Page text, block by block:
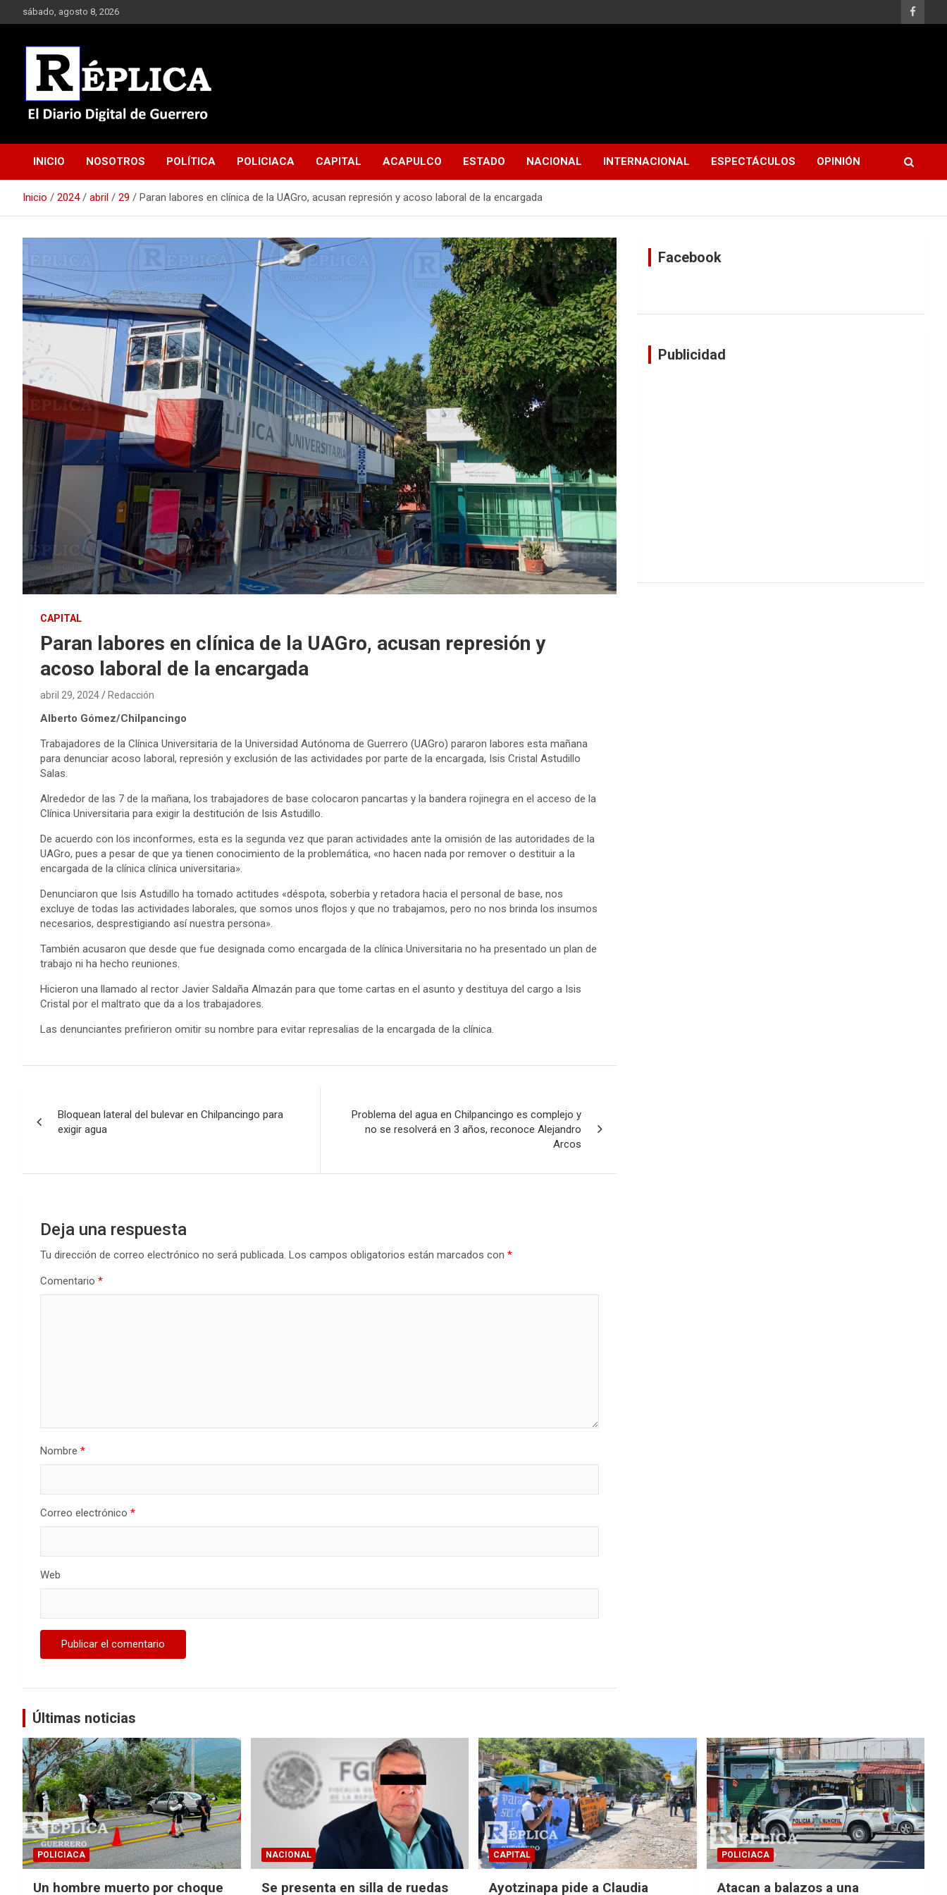
al
sábado, agosto 8, 2026
Réplica
INICIO NOSOTROS POLÍTICA POLICIACA CAPITAL ACAPULCO ESTADO NACIONAL INTERNACIONAL ESPECTÁCULOS OPINIÓN
Inicio 2024 abril 29 Paran labores en clínica de la UAGro, acusan represión y acoso laboral de la encargada
CAPITAL
Paran labores en clínica de la UAGro, acusan represión y
acoso laboral de la encargada
abril 29, 2024 Redacción
Alberto Gómez/Chilpancingo
Trabajadores de la Clínica Universitaria de la Universidad Autónoma de Guerrero (UAGro) pararon labores esta mañana
para denunciar acoso laboral, represión y exclusión de las actividades por parte de la encargada, Isis Cristal Astudillo
Salas.
Alrededor de las 7 de la mañana, los trabajadores de base colocaron pancartas y la bandera rojinegra en el acceso de la
Clínica Universitaria para exigir la destitución de Isis Astudillo.
De acuerdo con los inconformes, esta es la segunda vez que paran actividades ante la omisión de las autoridades de la
UAGro, pues a pesar de que ya tienen conocimiento de la problemática, «no hacen nada por remover o destituir a la
encargada de la clínica clínica universitaria».
Denunciaron que Isis Astudillo ha tomado actitudes «déspota, soberbia y retadora hacia el personal de base, nos
excluye de todas las actividades laborales, que somos unos flojos y que no trabajamos, pero no nos brinda los insumos
necesarios, desprestigiando así nuestra persona».
También acusaron que desde que fue designada como encargada de la clínica Universitaria no ha presentado un plan de
trabajo ni ha hecho reuniones.
Hicieron una llamado al rector Javier Saldaña Almazán para que tome cartas en el asunto y destituya del cargo a Isis
Cristal por el maltrato que da a los trabajadores.
Las denunciantes prefirieron omitir su nombre para evitar represalias de la encargada de la clínica.
de
Bloquean lateral del bulevar en Chilpancingo para
exigir agua
Problema del agua en Chilpancingo es complejo y
no se resolverá en 3 años, reconoce Alejandro
Arcos
Deja una respuesta
Tu dirección de correo electrónico no será publicada. Los campos obligatorios están marcados con *
Comentario *
Nombre *
Correo electrónico *
Web
Facebook
Publicidad
Últimas noticias
POLICIACA
Un hombre muerto por choque
NACIONAL
Se presenta en silla de ruedas
CAPITAL
Ayotzinapa pide a Claudia
POLICIACA
Atacan a balazos a una